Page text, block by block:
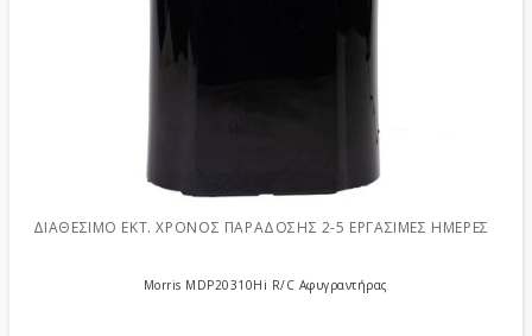
ΔΙΑΘΈΣΙΜΟ ΕΚΤ. ΧΡΌΝΟΣ ΠΑΡΆΔΟΣΗΣ 2-5 ΕΡΓΆΣΙΜΕΣ ΗΜΈΡΕΣ
Morris MDP20310Hi R/C Αφυγραντήρας